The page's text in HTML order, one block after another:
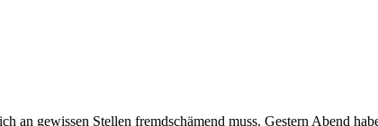
an gewissen Stellen fremdschämend muss. Gestern